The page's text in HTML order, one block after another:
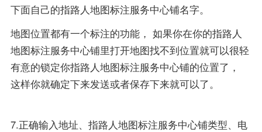
下面自己的指路人地图标注服务中心铺名字。
地图位置都有一个标注的功能， 如果你在你的指路人
地图标注服务中心铺里打开地图找不到位置就可以很轻
有意的锁定你指路人地图标注服务中心铺的位置了，
这样你就确定下来发送或者保存下来就可以了。
7.正确输入地址、指路人地图标注服务中心铺类型、电